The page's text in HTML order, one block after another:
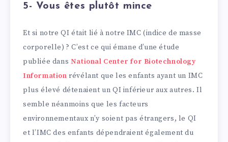
5- Vous êtes plutôt mince
Et si notre QI était lié à notre IMC (indice de masse
corporelle) ? C’est ce qui émane d’une étude
publiée dans National Center for Biotechnology
Information révélant que les enfants ayant un IMC
plus élevé détenaient un QI inférieur aux autres. Il
semble néanmoins que les facteurs
environnementaux n’y soient pas étrangers, le QI
et l’IMC des enfants dépendraient également du